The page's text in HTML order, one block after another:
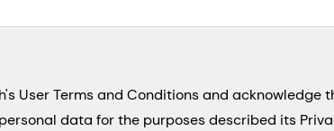
User Terms and Conditions and acknowledge
data for the purposes described its